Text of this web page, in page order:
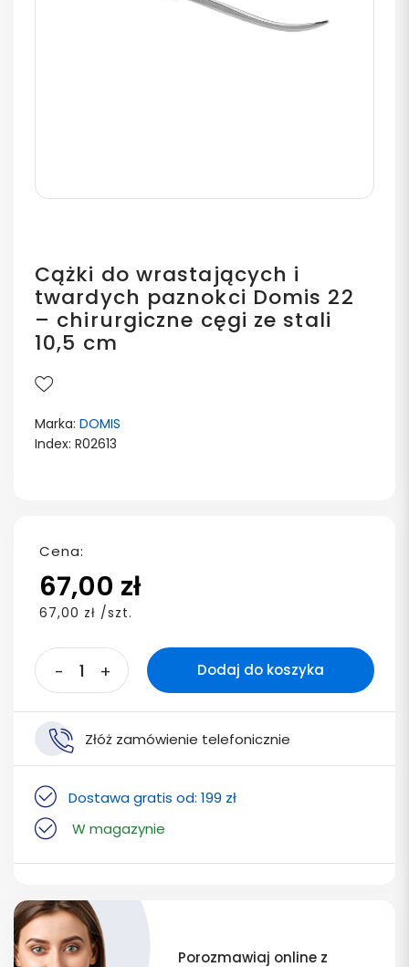
Cążki do wrastających i
twardych paznokci Domis 22
– chirurgiczne cęgi ze stali
10,5 cm
Marka: DOMIS
Index: R02613
Cena:
67,00 zł
67,00 zł /szt.
- + Dodaj do koszyka
Złóż zamówienie telefonicznie
Dostawa gratis od: 199 zł
W magazynie
Porozmawiaj online z